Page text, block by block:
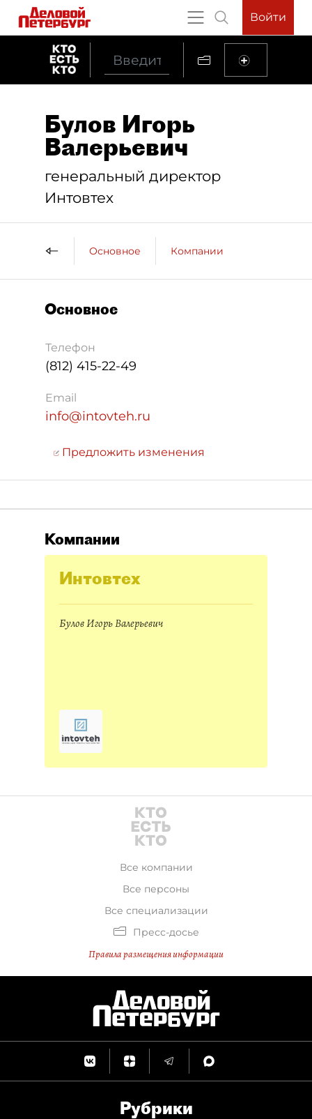
Войти
Булов Игорь
Валерьевич
генеральный директор
Интовтех
Основное Компании
Основное
Телефон
(812) 415-22-49
Email
info@intovteh.ru
Предложить изменения
Компании
Интовтех
Булов Игорь Валерьевич
Все компании
Все персоны
Все специализации
Пресс-досье
Правила размещения информации
Рубрики